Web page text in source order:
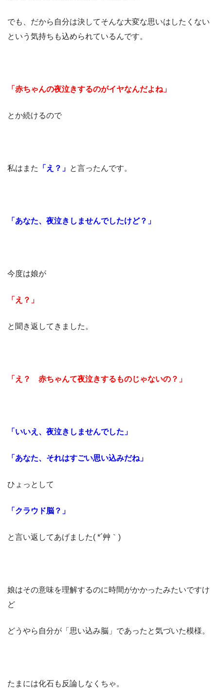
でも、だから自分は決してそんな大変な思いはしたくない
という気持ちも込められているんです。
「赤ちゃんの夜泣きするのがイヤなんだよね」
とか続けるので
私はまた 「え？」 と言ったんです。
「あなた、夜泣きしませんでしたけど？」
今度は娘が
「え？」
と聞き返してきました。
「え？ 赤ちゃんて夜泣きするものじゃないの？」
「いいえ、夜泣きしませんでした」
「あなた、それはすごい思い込みだね」
ひょっとして
「クラウド脳？」
と言い返してあげました( *´艸｀)
娘はその意味を理解するのに時間がかかったみたいですけ
ど
どうやら自分が「思い込み脳」であったと気づいた模様。
たまには化石も反論しなくちゃ。